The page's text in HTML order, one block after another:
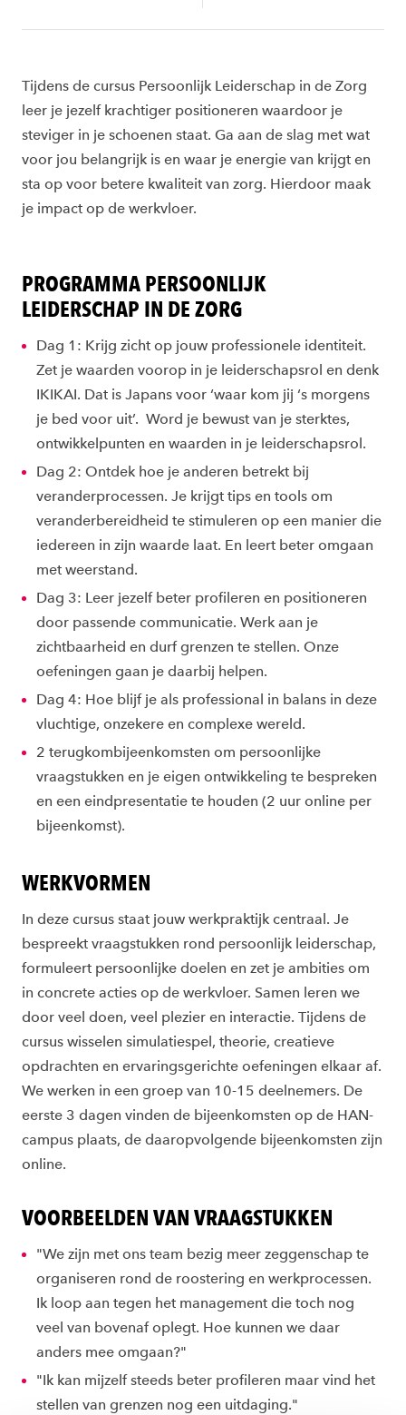
Tijdens de cursus Persoonlijk Leiderschap in de Zorg
leer je jezelf krachtiger positioneren waardoor je
steviger in je schoenen staat. Ga aan de slag met wat
voor jou belangrijk is en waar je energie van krijgt en
sta op voor betere kwaliteit van zorg. Hierdoor maak
je impact op de werkvloer.
PROGRAMMA PERSOONLIJK
LEIDERSCHAP IN DE ZORG
Dag 1: Krijg zicht op jouw professionele identiteit.
Zet je waarden voorop in je leiderschapsrol en denk
IKIKAI. Dat is Japans voor ‘waar kom jij ‘s morgens
je bed voor uit’. Word je bewust van je sterktes,
ontwikkelpunten en waarden in je leiderschapsrol.
Dag 2: Ontdek hoe je anderen betrekt bij
veranderprocessen. Je krijgt tips en tools om
veranderbereidheid te stimuleren op een manier die
iedereen in zijn waarde laat. En leert beter omgaan
met weerstand.
Dag 3: Leer jezelf beter profileren en positioneren
door passende communicatie. Werk aan je
zichtbaarheid en durf grenzen te stellen. Onze
oefeningen gaan je daarbij helpen.
Dag 4: Hoe blijf je als professional in balans in deze
vluchtige, onzekere en complexe wereld.
2 terugkombijeenkomsten om persoonlijke
vraagstukken en je eigen ontwikkeling te bespreken
en een eindpresentatie te houden (2 uur online per
bijeenkomst).
WERKVORMEN
In deze cursus staat jouw werkpraktijk centraal. Je
bespreekt vraagstukken rond persoonlijk leiderschap,
formuleert persoonlijke doelen en zet je ambities om
in concrete acties op de werkvloer. Samen leren we
door veel doen, veel plezier en interactie. Tijdens de
cursus wisselen simulatiespel, theorie, creatieve
opdrachten en ervaringsgerichte oefeningen elkaar af.
We werken in een groep van 10-15 deelnemers. De
eerste 3 dagen vinden de bijeenkomsten op de HAN-
campus plaats, de daaropvolgende bijeenkomsten zijn
online.
VOORBEELDEN VAN VRAAGSTUKKEN
"We zijn met ons team bezig meer zeggenschap te
organiseren rond de roostering en werkprocessen.
Ik loop aan tegen het management die toch nog
veel van bovenaf oplegt. Hoe kunnen we daar
anders mee omgaan?"
"Ik kan mijzelf steeds beter profileren maar vind het
stellen van grenzen nog een uitdaging."